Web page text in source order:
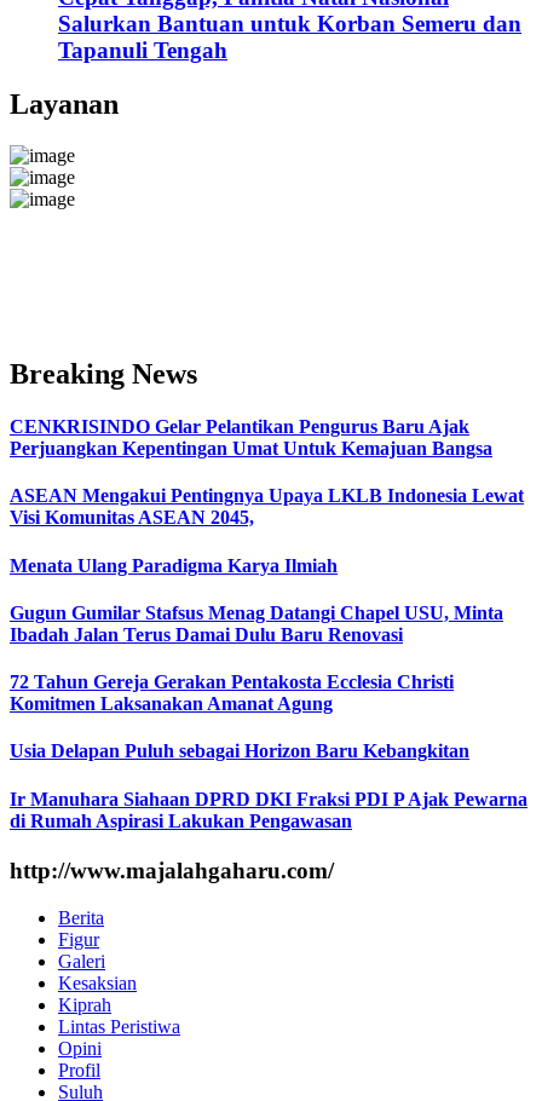
Salurkan Bantuan untuk Korban Semeru dan
Tapanuli Tengah
Layanan
Breaking News
CENKRISINDO Gelar Pelantikan Pengurus Baru Ajak
Perjuangkan Kepentingan Umat Untuk Kemajuan Bangsa
ASEAN Mengakui Pentingnya Upaya LKLB Indonesia Lewat
Visi Komunitas ASEAN 2045,
Menata Ulang Paradigma Karya Ilmiah
Gugun Gumilar Stafsus Menag Datangi Chapel USU, Minta
Ibadah Jalan Terus Damai Dulu Baru Renovasi
72 Tahun Gereja Gerakan Pentakosta Ecclesia Christi
Komitmen Laksanakan Amanat Agung
Usia Delapan Puluh sebagai Horizon Baru Kebangkitan
Ir Manuhara Siahaan DPRD DKI Fraksi PDI P Ajak Pewarna
di Rumah Aspirasi Lakukan Pengawasan
http://www.majalahgaharu.com/
Berita
Figur
Galeri
Kesaksian
Kiprah
Lintas Peristiwa
Opini
Profil
Suluh